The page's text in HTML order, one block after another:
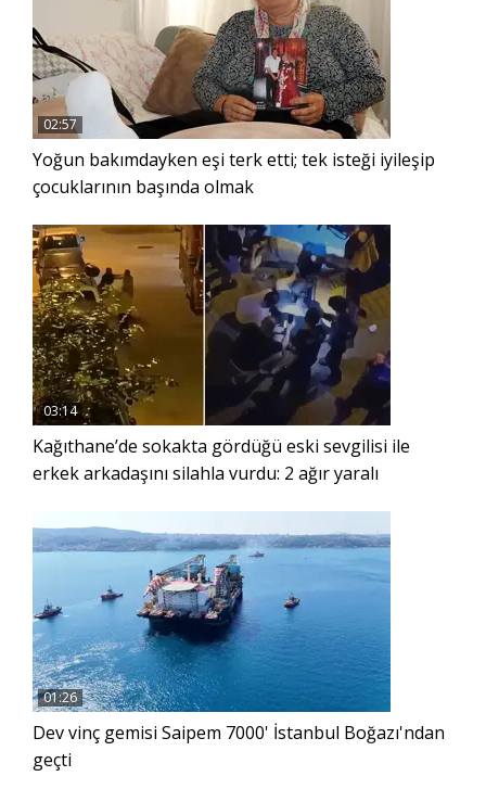
02:57
Yoğun bakımdayken eşi terk etti; tek isteği iyileşip
çocuklarının başında olmak
03:14
Kağıthane’de sokakta gördüğü eski sevgilisi ile
erkek arkadaşını silahla vurdu: 2 ağır yaralı
01:26
Dev vinç gemisi Saipem 7000' İstanbul Boğazı'ndan
geçti